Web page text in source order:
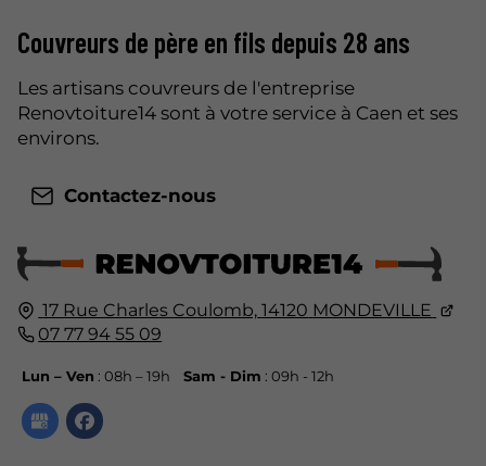
17 Rue Charles Coulomb, 14120 MONDEVILLE
07 77 94 55 09
Lun – Ven : 08h – 19h Sam - Dim : 09h - 12h
Couvreurs de père en fils depuis 28 ans
Les artisans couvreurs de l'entreprise
Renovtoiture14 sont à votre service à Caen et ses
environs.
Contactez-nous